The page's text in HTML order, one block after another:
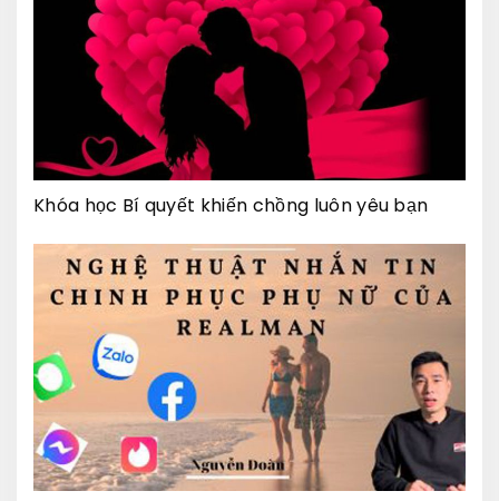
Khóa học Bí quyết khiến chồng luôn yêu bạn